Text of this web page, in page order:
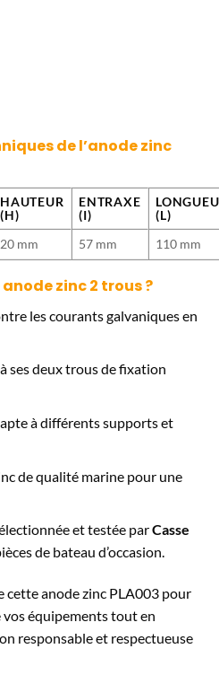
de l’anode zinc
HAUTEUR
(H)
ENTRAXE
(I)
(L)
20 mm 57 mm 110 mm
zinc 2 trous ?
les courants galvaniques en
ses deux trous de fixation
à différents supports et
de qualité marine pour une
et testée parCasse
de bateau d’occasion.
cette anode zinc PLA003 pour
vos équipements tout en
responsable et respectueuse